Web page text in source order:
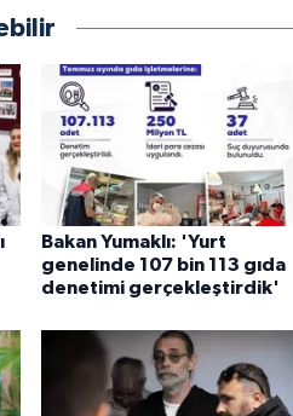
Bakan Yumaklı: 'Yurt
genelinde 107 bin 113 gıda
denetimi gerçekleştirdik'